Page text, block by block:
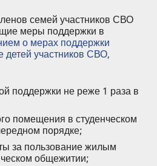
семей участников СВО
меры поддержки в
о мерах поддержки
детей участников СВО,
поддержки не реже 1 раза в
помещения в студенческом
порядке;
за пользование жилым
общежитии;